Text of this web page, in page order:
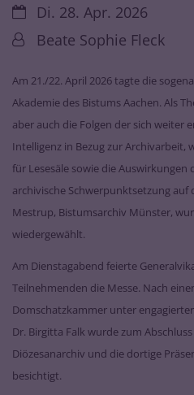
Datum:Di. 28. Apr. 2026
Von:Beate Sophie Fleck
Am 21./22. April 2026 tagte die
Akademie des Bistums Aachen. Als
aber auch die Folgen der sich weiter
Intelligenz in Bezug zur
für Lesesäle sowie die
archivische Schwerpunktsetzung auf
Mestrup, Bistumsarchiv Münster,
wiedergewählt.
Am Dienstagabend feierte
Teilnehmenden die Messe. Nach
Domschatzkammer unter
Dr. Birgitta Falk wurde zum
Diözesanarchiv und die dortige
besichtigt.